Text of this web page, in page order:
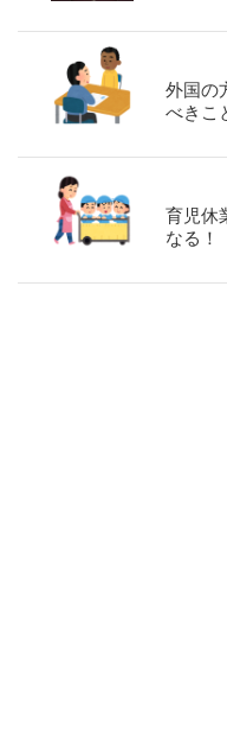
外国の
べきこ
育児休
なる！